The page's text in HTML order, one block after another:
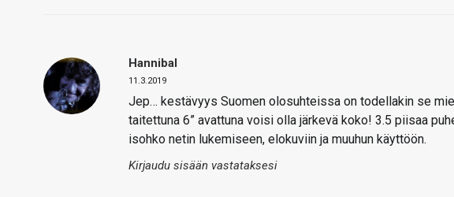
Hannibal
11.3.2019
Jep… kestävyys Suomen olosuhteissa on todellakin se
taitettuna 6” avattuna voisi olla järkevä koko! 3.5 piisaa
isohko netin lukemiseen, elokuviin ja muuhun käyttöön.
Kirjaudu sisään vastataksesi